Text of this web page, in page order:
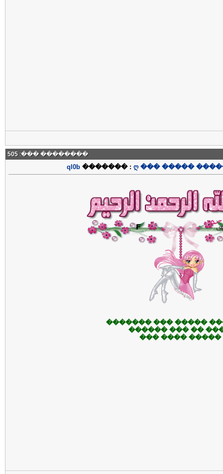
�������� ���:
505
ql0b ������� : ღ ��� �����
������� ����� ���
���� �� ���
����� ���� ���